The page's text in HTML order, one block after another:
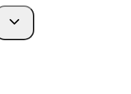
Переключить
дочернее